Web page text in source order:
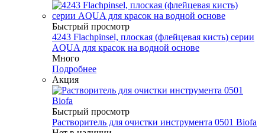
Быстрый просмотр
4243 Flachpinsel, плоская (флейцевая кисть) серии
AQUA для красок на водной основе
Много
Подробнее
Акция
Быстрый просмотр
Растворитель для очистки инструмента 0501 Biofa